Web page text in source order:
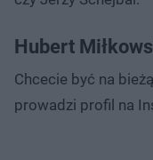
Hubert
Chcecie być na
prowadzi profil na